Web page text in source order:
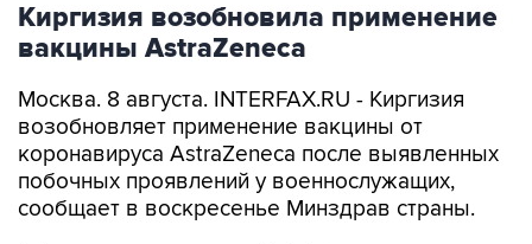
Киргизия возобновила применение
вакцины AstraZeneca
Москва. 8 августа. INTERFAX.RU - Киргизия
возобновляет применение вакцины от
коронавируса AstraZeneca после выявленных
побочных проявлений у военнослужащих,
сообщает в воскресенье Минздрав страны.